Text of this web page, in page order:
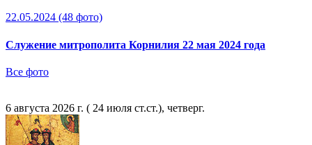
22.05.2024 (48 фото)
Служение митрополита Корнилия 22 мая 2024 года
Все фото
6 августа 2026 г. ( 24 июля ст.ст.), четверг.